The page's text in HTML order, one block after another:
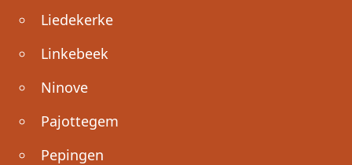
Liedekerke
Linkebeek
Ninove
Pajottegem
Pepingen